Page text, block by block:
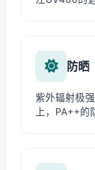
防晒
紫外辐射极
上，PA++的